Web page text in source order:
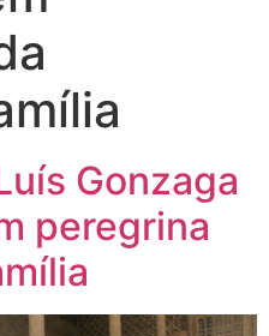
Gonzaga
peregrina